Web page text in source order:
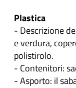
Plastica
- Descrizione
e verdura,
polistirolo.
- Contenitori:
- Asporto: il